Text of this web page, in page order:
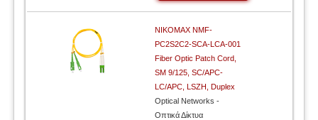
NIKOMAX NMF-
PC2S2C2-SCA-LCA-001
Fiber Optic Patch Cord,
SM 9/125, SC/APC-
LC/APC, LSZH, Duplex
Optical Networks -
Οπτικά Δίκτυα